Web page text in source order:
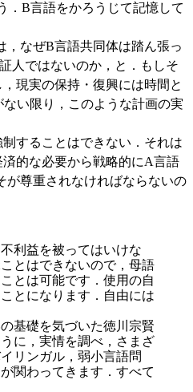
．B言語をかろうじて記憶して
なぜB言語共同体は踏ん張っ
人ではないのか，と．もしそ
現実の保持・復興には時間と
い限り，このような計画の実
することはできない．それは
的な必要から戦略的にA言語
が尊重されなければならないの
利益を被ってはいけな
とはできないので，母語
とは可能です．使用の自
とになります．自由には
基礎を気づいた徳川宗賢
に，実情を調べ，さまざ
リンガル，弱小言語問
関わってきます．すべて